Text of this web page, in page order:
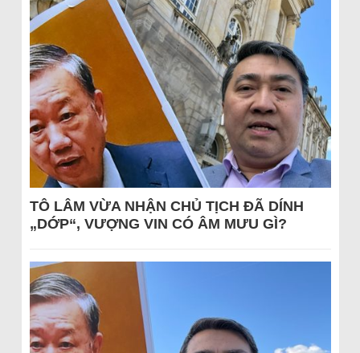
TÔ LÂM VỪA NHẬN CHỦ TỊCH ĐÃ DÍNH
„DỚP“, VƯỢNG VIN CÓ ÂM MƯU GÌ?